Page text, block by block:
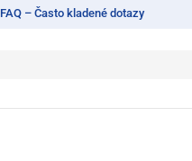
FAQ – Často kladené dotazy